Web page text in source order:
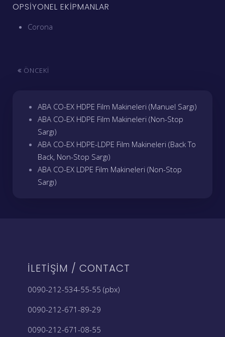
OPSİYONEL EKİPMANLAR
Corona
ÖNCEKI
ABA CO-EX HDPE Film Makineleri (Manuel Sargı)
ABA CO-EX HDPE Film Makineleri (Non-Stop
Sargı)
ABA CO-EX HDPE-LDPE Film Makineleri (Back To
Back, Non-Stop Sargı)
ABA CO-EX LDPE Film Makineleri (Non-Stop
Sargı)
İLETIŞIM / CONTACT
0090-212-534-55-55 (pbx)
0090-212-671-89-29
0090-212-671-08-55